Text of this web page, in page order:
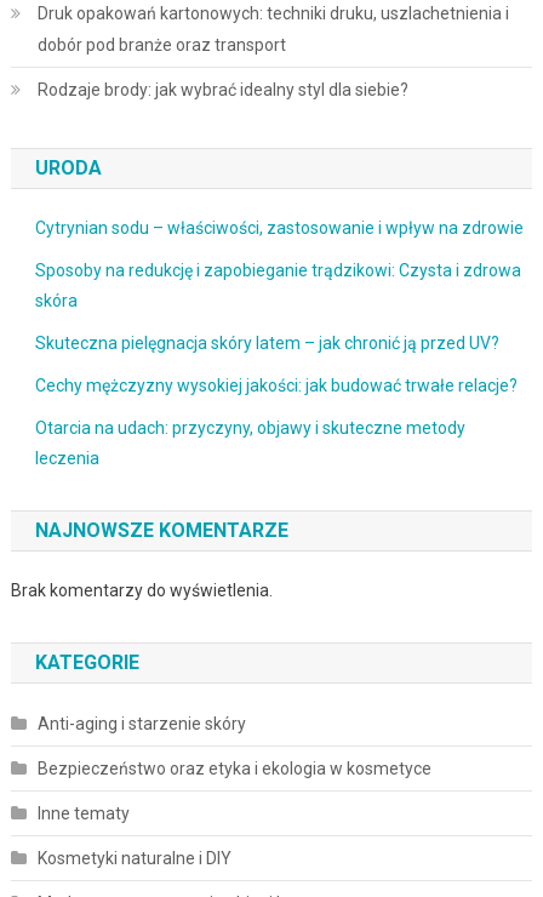
Druk opakowań kartonowych: techniki druku, uszlachetnienia i
dobór pod branże oraz transport
Rodzaje brody: jak wybrać idealny styl dla siebie?
URODA
Cytrynian sodu – właściwości, zastosowanie i wpływ na zdrowie
Sposoby na redukcję i zapobieganie trądzikowi: Czysta i zdrowa
skóra
Skuteczna pielęgnacja skóry latem – jak chronić ją przed UV?
Cechy mężczyzny wysokiej jakości: jak budować trwałe relacje?
Otarcia na udach: przyczyny, objawy i skuteczne metody
leczenia
NAJNOWSZE KOMENTARZE
Brak komentarzy do wyświetlenia.
KATEGORIE
Anti-aging i starzenie skóry
Bezpieczeństwo oraz etyka i ekologia w kosmetyce
Inne tematy
Kosmetyki naturalne i DIY